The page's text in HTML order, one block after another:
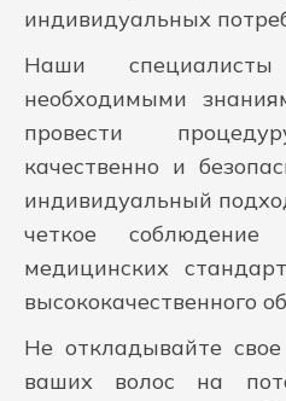
индивидуальных
Наши
необходимыми
провести
качественно и
индивидуальный
четкое соблюдение
медицинских
высококачественного
Не откладывайте
ваших волос на